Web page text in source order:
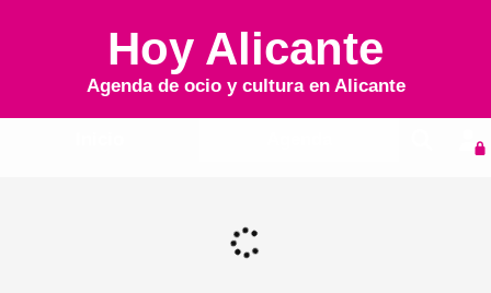
Hoy Alicante
Agenda de ocio y cultura en Alicante